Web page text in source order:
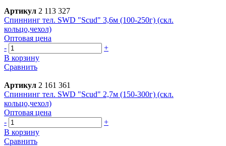
Артикул 2 113 327
Спиннинг тел. SWD "Scud" 3,6м (100-250г) (скл.
кольцо,чехол)
Оптовая цена
-
+
В корзину
Сравнить
Артикул 2 161 361
Спиннинг тел. SWD "Scud" 2,7м (150-300г) (скл.
кольцо,чехол)
Оптовая цена
-
+
В корзину
Сравнить